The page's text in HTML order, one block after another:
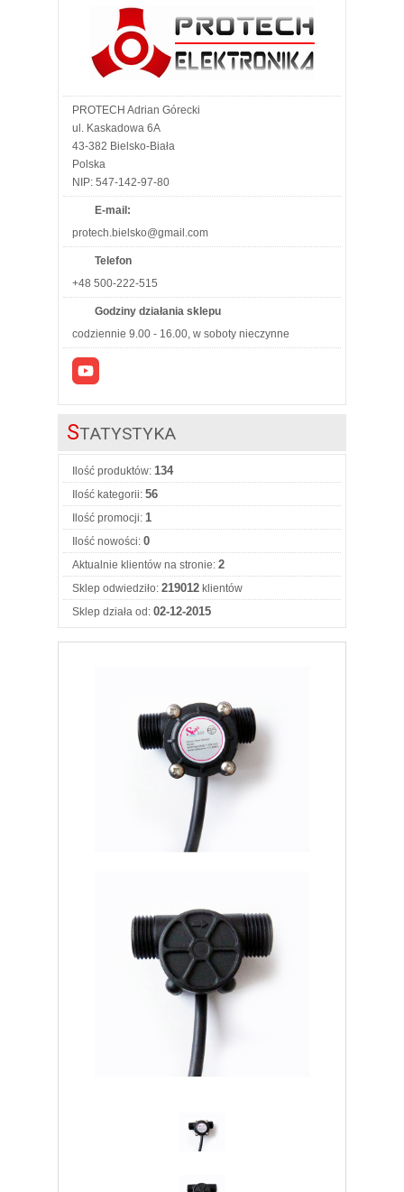
PROTECH Adrian Górecki
ul. Kaskadowa 6A
43-382 Bielsko-Biała
Polska
NIP: 547-142-97-80
E-mail:
protech.bielsko@gmail.com
Telefon
+48 500-222-515
Godziny działania sklepu
codziennie 9.00 - 16.00, w soboty nieczynne
STATYSTYKA
Ilość produktów: 134
Ilość kategorii: 56
Ilość promocji: 1
Ilość nowości: 0
Aktualnie klientów na stronie: 2
Sklep odwiedziło: 219012 klientów
Sklep działa od: 02-12-2015